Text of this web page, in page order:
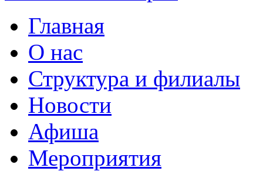
Главная
О нас
Структура и филиалы
Новости
Афиша
Мероприятия